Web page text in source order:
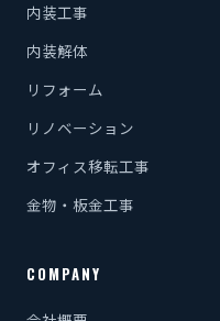
内装工事
内装解体
リフォーム
リノベーション
オフィス移転工事
金物・板金工事
COMPANY